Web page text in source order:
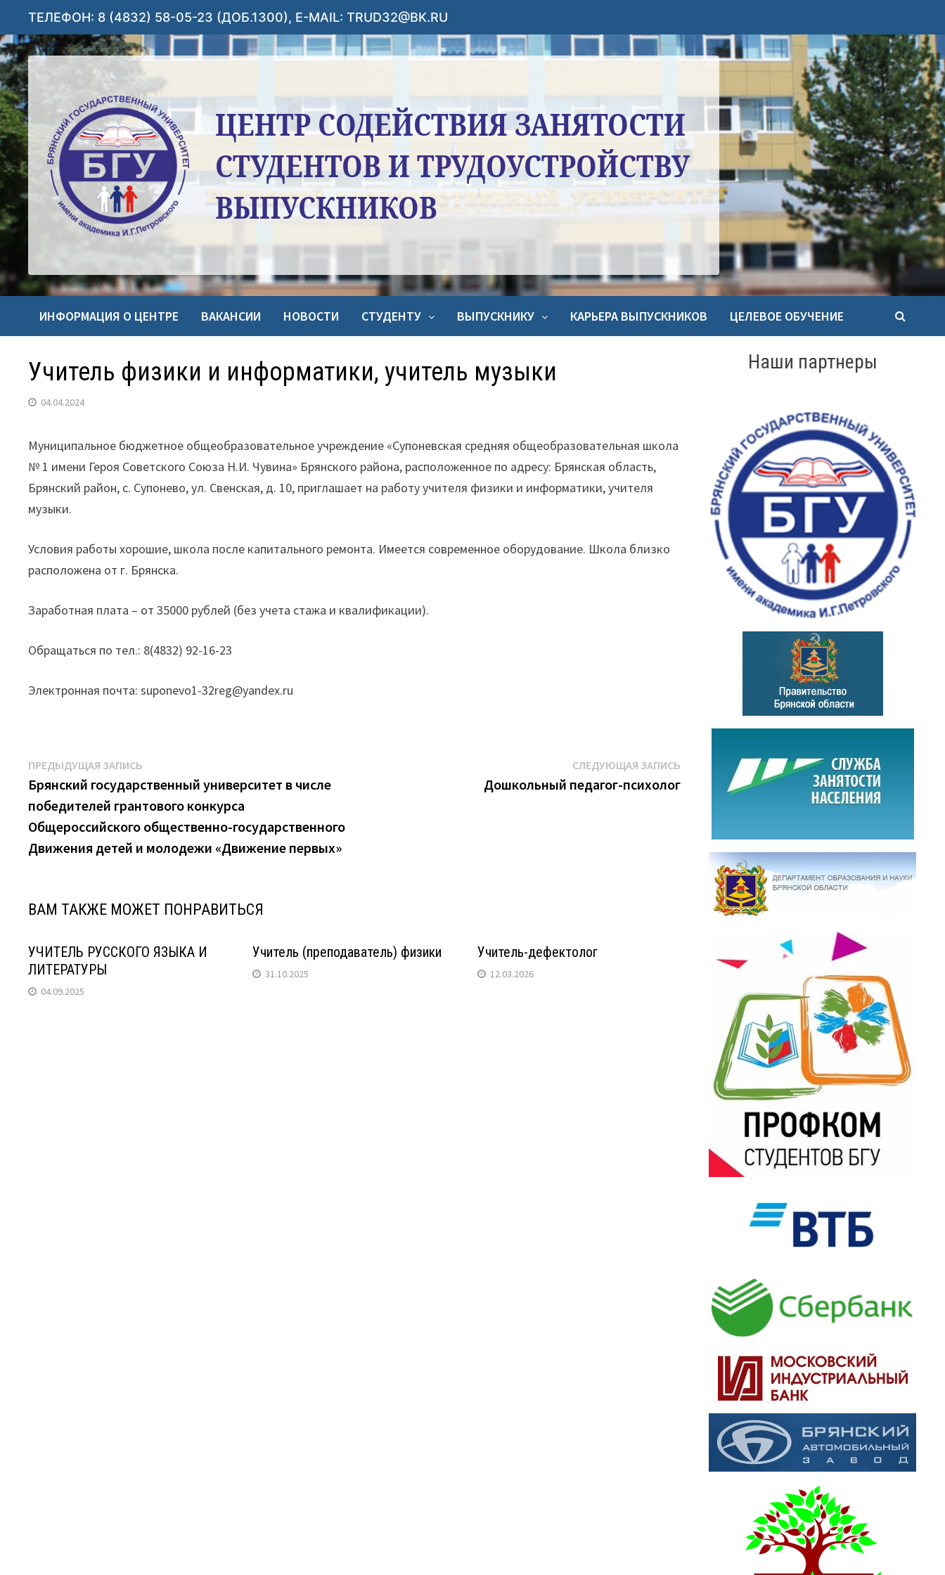
Перейти
содержимому
ТЕЛЕФОН: 8 (4832) 58-05-23 (ДОБ.1300), E-MAIL: TRUD32@BK.RU
ИНФОРМАЦИЯ О ЦЕНТРЕ ВАКАНСИИ НОВОСТИ СТУДЕНТУ ВЫПУСКНИКУ КАРЬЕРА ВЫПУСКНИКОВ ЦЕЛЕВОЕ ОБУЧЕНИЕ
Учитель физики и информатики, учитель музыки
04.04.2024
Муниципальное бюджетное общеобразовательное учреждение «Супоневская средняя общеобразовательная школа
№ 1 имени Героя Советского Союза Н.И. Чувина» Брянского района, расположенное по адресу: Брянская область,
Брянский район, с. Супонево, ул. Свенская, д. 10, приглашает на работу учителя физики и информатики, учителя
музыки.
Условия работы хорошие, школа после капитального ремонта. Имеется современное оборудование. Школа близко
расположена от г. Брянска.
Заработная плата – от 35000 рублей (без учета стажа и квалификации).
Обращаться по тел.: 8(4832) 92-16-23
Электронная почта: suponevo1-32reg@yandex.ru
Навигация
по
записям
ПРЕДЫДУЩАЯ ЗАПИСЬ
запись:
Брянский государственный университет в числе
победителей грантового конкурса
Общероссийского общественно-государственного
Движения детей и молодежи «Движение первых»
СЛЕДУЮЩАЯ ЗАПИСЬСледующая
запись:
Дошкольный педагог-психолог
ВАМ ТАКЖЕ МОЖЕТ ПОНРАВИТЬСЯ
УЧИТЕЛЬ РУССКОГО ЯЗЫКА И
ЛИТЕРАТУРЫ
04.09.2025
Учитель (преподаватель) физики
31.10.2025
Учитель-дефектолог
12.03.2026
Наши партнеры